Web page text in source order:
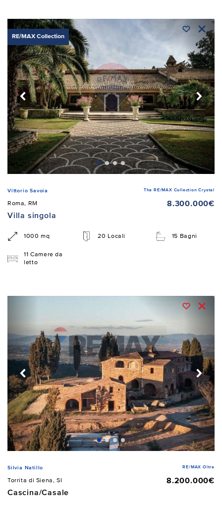
RE/MAX Collection
Vittorio Savoia The RE/MAX Collection Crystal
Roma, RM
8.300.000€
Villa singola
1000 mq 20 Locali 15 Bagni
11 Camere da
letto
Silvia Natillo RE/MAX Oltre
Torrita di Siena, SI
8.200.000€
Cascina/Casale